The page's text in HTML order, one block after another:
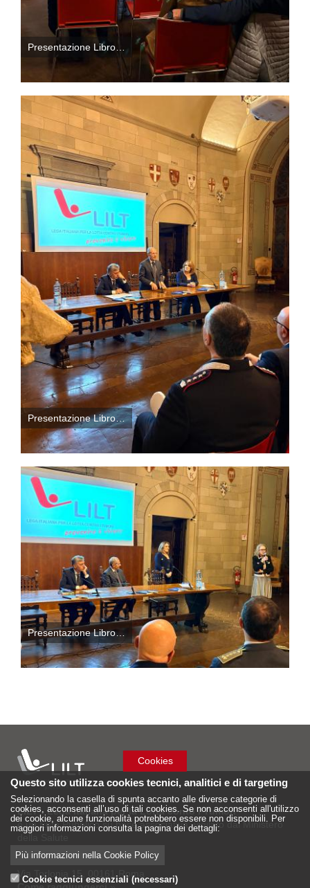
Presentazione Libro…
Presentazione Libro…
Presentazione Libro…
LILT - Lega Italiana per la Lotta conto i Tumori
è un Ente Pubblico su base associativa, vigilato dal Ministero
Sede Nazionale
Via Torlonia 15, 00161 Roma
Cookies
Questo sito utilizza cookies tecnici, analitici e di targeting
Selezionando la casella di spunta accanto alle diverse categorie di
cookies, acconsenti all’uso di tali cookies. Se non acconsenti all'utilizzo
dei cookie, alcune funzionalità potrebbero essere non disponibili. Per
maggiori informazioni consulta la pagina dei dettagli:
Più informazioni nella Cookie Policy
Cookie tecnici essenziali (necessari)